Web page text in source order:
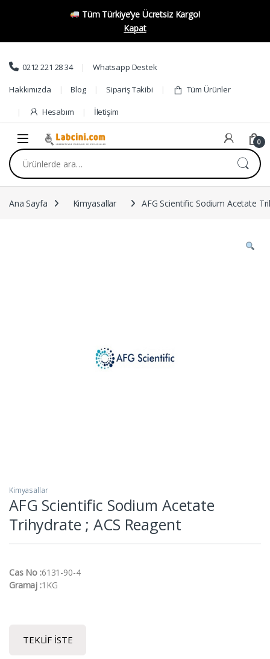
Tüm Türkiye’ye Ücretsiz Kargo!
Kapat
Skip to navigation
Skip to content
0212 221 28 34 Whatsapp Destek
Hakkımızda Blog Sipariş Takibi Tüm Ürünler
Hesabım İletişim
0
Ara:
Ana Sayfa Kimyasallar AFG Scientific Sodium Acetate
Kimyasallar
AFG Scientific Sodium Acetate
Trihydrate ; ACS Reagent
Cas No :6131-90-4
Gramaj :1KG
TEKLIF İSTE